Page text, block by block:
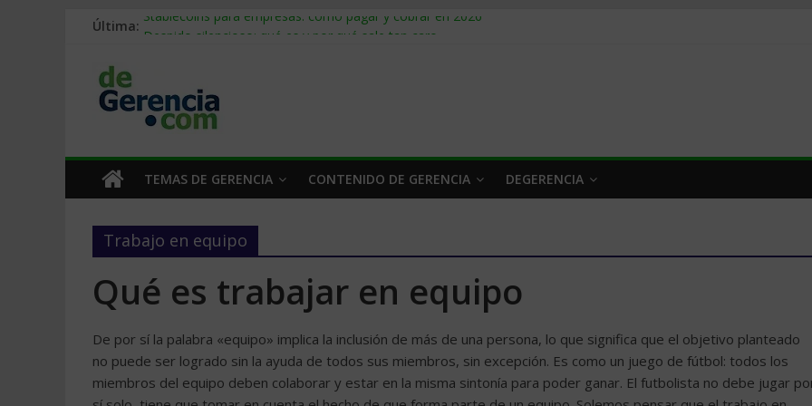
Última: Stablecoins para empresas: cómo pagar y cobrar en 2026
Trabajo forzoso en la cadena de suministro: qué hacer
Mercado hispano de EE. UU.: cómo segmentarlo y venderle
TEMAS DE GERENCIA CONTENIDO DE GERENCIA DEGERENCIA
Trabajo en equipo
Qué es trabajar en equipo
De por sí la palabra «equipo» implica la inclusión de más de una persona, lo que significa que el objetivo planteado
no puede ser logrado sin la ayuda de todos sus miembros, sin excepción. Es como un juego de fútbol: todos los
miembros del equipo deben colaborar y estar en la misma sintonía para poder ganar. El futbolista no debe jugar